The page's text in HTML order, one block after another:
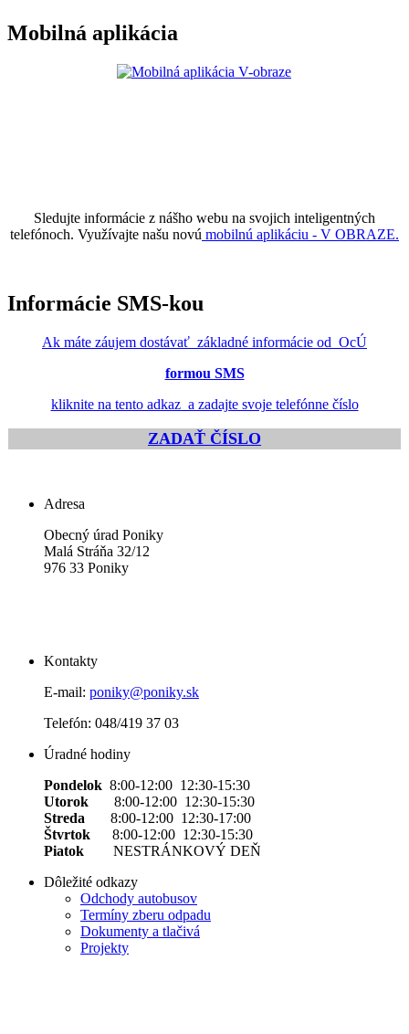
Mobilná aplikácia
Sledujte informácie z nášho webu na svojich inteligentných
telefónoch. Využívajte našu novú mobilnú aplikáciu - V OBRAZE.
Informácie SMS-kou
Ak máte záujem dostávať základné informácie od OcÚ
formou SMS
kliknite na tento adkaz a zadajte svoje telefónne číslo
ZADAŤ ČÍSLO
Adresa
Obecný úrad Poniky
Malá Stráňa 32/12
976 33 Poniky
Kontakty
E-mail: poniky@poniky.sk
Telefón: 048/419 37 03
Úradné hodiny
Pondelok 8:00-12:00 12:30-15:30
Utorok 8:00-12:00 12:30-15:30
Streda 8:00-12:00 12:30-17:00
Štvrtok
8:00-12:00 12:30-15:30
Piatok NESTRÁNKOVÝ DEŇ
Dôležité odkazy
Odchody autobusov
Termíny zberu odpadu
Dokumenty a tlačivá
Projekty